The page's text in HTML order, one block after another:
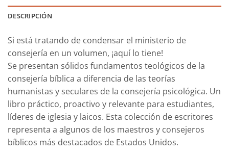
DESCRIPCIÓN
Si está tratando de condensar el ministerio de
consejería en un volumen, ¡aquí lo tiene!
Se presentan sólidos fundamentos teológicos de la
consejería bíblica a diferencia de las teorías
humanistas y seculares de la consejería psicológica. Un
libro práctico, proactivo y relevante para estudiantes,
líderes de iglesia y laicos. Esta colección de escritores
representa a algunos de los maestros y consejeros
bíblicos más destacados de Estados Unidos.